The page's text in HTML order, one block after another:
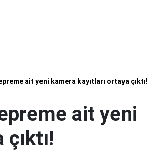
ait yeni kamera kayıtları ortaya çıktı!
ait yeni